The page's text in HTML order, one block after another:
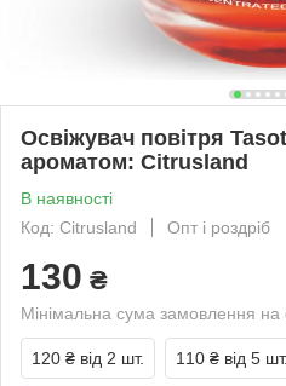
Освіжувач повітря
ароматом: Citrusland
В наявності
Код: Citrusland
Опт і роздріб
130 ₴
Мінімальна сума замовлення
120 ₴ від 2 шт. 110 ₴ від 5 шт.